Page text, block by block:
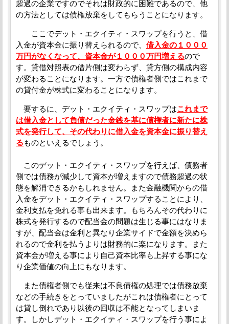
超過の企業ですのでそれは財政的に困難であるので、他
の方法としては債権放棄をしてもらうことになります。
ここでデット・エクイティ・スワップを行うと、借
入金が資本金に振り替えられるので、 借入金の１０００
万円がなくなって、資本金が１０００万円増えるので
す。貸借対照表の借片側は変わらず、貸方側の構成内容
が変わることになります。一方で債権者側ではこれまで
の貸付金が株式に変わることになります。
要するに、デット・エクイティ・スワップはこれまで
は借入金として負債だった金銭を基に債権者に新たに株
式を発行して、その代わりに借入金を資本金に振り替え
るものといえるでしょう。
このデット・エクイティ・スワップを行えば、債務者
側では債務が減少して資本が増えますので債務超過の状
態を解消できるかもしれません。また金融機関からの借
入金をデット・エクイティ・スワップすることにより、
金利支払を免れる事も出来ます。もちろんその代わりに
株式を発行するので配当金の問題は生じる事にはなりま
すが、配当金は金利と異なり企業サイドで金額を決めら
れるので金利を払うよりは財務的に楽になります。また
資本金が増える事により自己資本比率も上昇する事にな
り企業価値の向上にもなります。
また債権者側でも従来は不良債権の処理では債務放棄
などの手続きをとっていましたがこれは債権者にとって
は貸し倒れであり以後の回収は不能となってしまいま
す。しかしデット・エクイティ・スワップを行う事によ